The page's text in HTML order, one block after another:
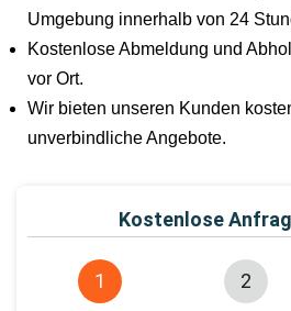
Umgebung innerhalb von 24
Kostenlose Abmeldung und
vor Ort.
Wir bieten unseren Kunden
unverbindliche Angebote.